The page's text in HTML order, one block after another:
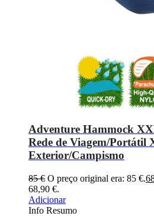
Adventure Hammock
Rede de Viagem/Portátil
Exterior/Campismo
85€ O preço original era: 85 €.
68,90 €.
Adicionar
Info Resumo